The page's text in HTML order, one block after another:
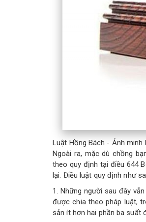
Luật Hồng Bách - Ảnh minh
Ngoài ra, mặc dù chồng
theo quy định tại điều 644
lại. Điều luật quy định như
1. Những người sau đây
được chia theo pháp luật,
sản ít hơn hai phần ba suất